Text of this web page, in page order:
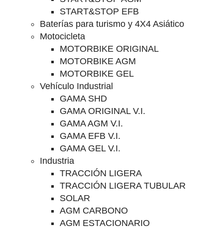
START&STOP EFB
Baterías para turismo y 4X4 Asiático
Motocicleta
MOTORBIKE ORIGINAL
MOTORBIKE AGM
MOTORBIKE GEL
Vehículo Industrial
GAMA SHD
GAMA ORIGINAL V.I.
GAMA AGM V.I.
GAMA EFB V.I.
GAMA GEL V.I.
Industria
TRACCIÓN LIGERA
TRACCIÓN LIGERA TUBULAR
SOLAR
AGM CARBONO
AGM ESTACIONARIO